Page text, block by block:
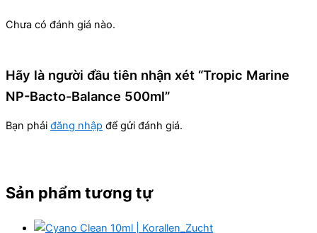
Chưa có đánh giá nào.
Hãy là người đầu tiên nhận xét “Tropic Marine
NP-Bacto-Balance 500ml”
Bạn phải đăng nhập để gửi đánh giá.
Sản phẩm tương tự